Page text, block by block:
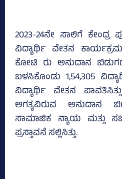
2023-24ನೇ ಸಾಲಿಗೆ
ವಿದ್ಯಾರ್ಥಿ ವೇತನ
ಕೋಟಿ ರು ಅನುದಾನ
ಬಳಸಿಕೊಂಡು 1,54,305
ವಿದ್ಯಾರ್ಥಿ ವೇತನ
ಅಗತ್ಯವಿರುವ ಅನುದಾನ
ಸಾಮಾಜಿಕ ನ್ಯಾಯ ಮತ್ತು
ಪ್ರಸ್ತಾವನೆ ಸಲ್ಲಿಸಿತ್ತು.